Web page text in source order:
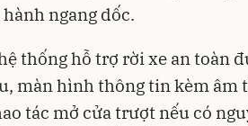
ngang dốc.
thống hỗ trợ rời xe an toàn
màn hình thông tin kèm âm
tác mở cửa trượt nếu có